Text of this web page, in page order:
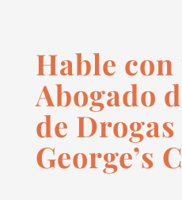
Hable con
Abogado
de
George’s